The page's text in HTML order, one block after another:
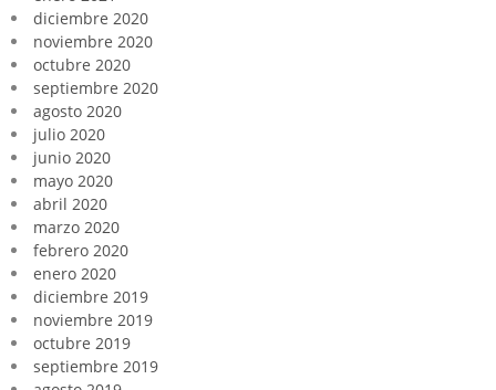
diciembre 2020
noviembre 2020
octubre 2020
septiembre 2020
agosto 2020
julio 2020
junio 2020
mayo 2020
abril 2020
marzo 2020
febrero 2020
enero 2020
diciembre 2019
noviembre 2019
octubre 2019
septiembre 2019